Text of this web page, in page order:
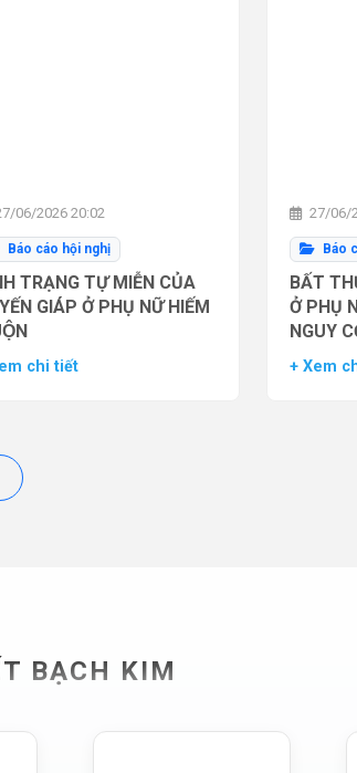
06/2026 20:02
Báo cáo hội nghị
TRẠNG TỰ MIỄN CỦA
GIÁP Ở PHỤ NỮ HIẾM
chi tiết
27/06/
Báo
BẤT
Ở PHỤ
NGUY
– DỮ
+ Xem
BẠCH KIM